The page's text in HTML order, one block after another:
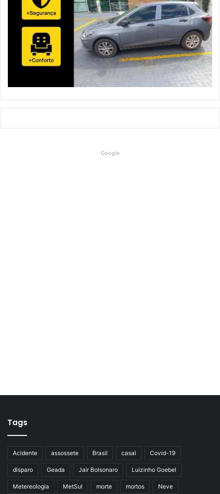
Google
Tags
Acidente assossete Brasil casal Covid-19
disparo Geada Jair Bolsonaro Luizinho Goebel
Metereologia MetSul morte mortos Neve